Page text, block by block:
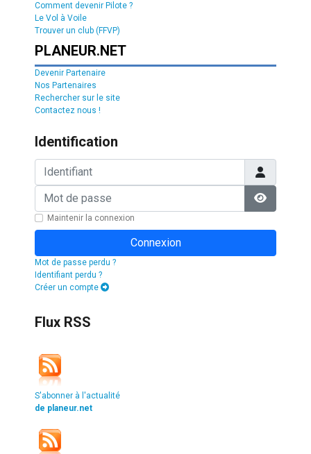
Comment devenir Pilote ?
Le Vol à Voile
Trouver un club (FFVP)
PLANEUR.NET
Devenir Partenaire
Nos Partenaires
Rechercher sur le site
Contactez nous !
Identification
Identifiant
Mot de passe
Afficher
Maintenir la connexion
Connexion
Mot de passe perdu ?
Identifiant perdu ?
Créer un compte
Flux RSS
S'abonner à l'actualité
de planeur.net